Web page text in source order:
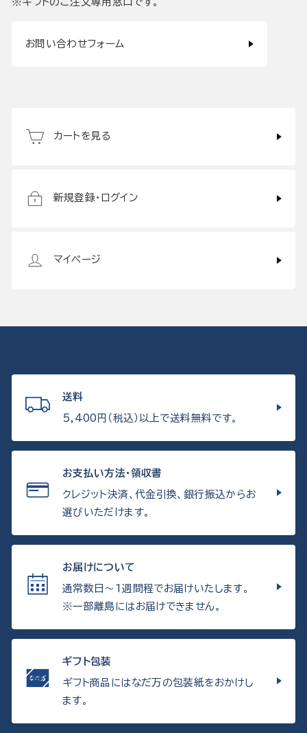
お問い合わせフォーム
カートを見る
新規登録・ログイン
マイページ
送料
5,400円（税込）以上で送料無料です。
お支払い方法・領収書
クレジット決済、代金引換、銀行振込からお
選びいただけます。
お届けについて
通常数日〜1週間程でお届けいたします。
※一部離島にはお届けできません。
ギフト包装
ギフト商品にはなだ万の包装紙をおかけし
ます。